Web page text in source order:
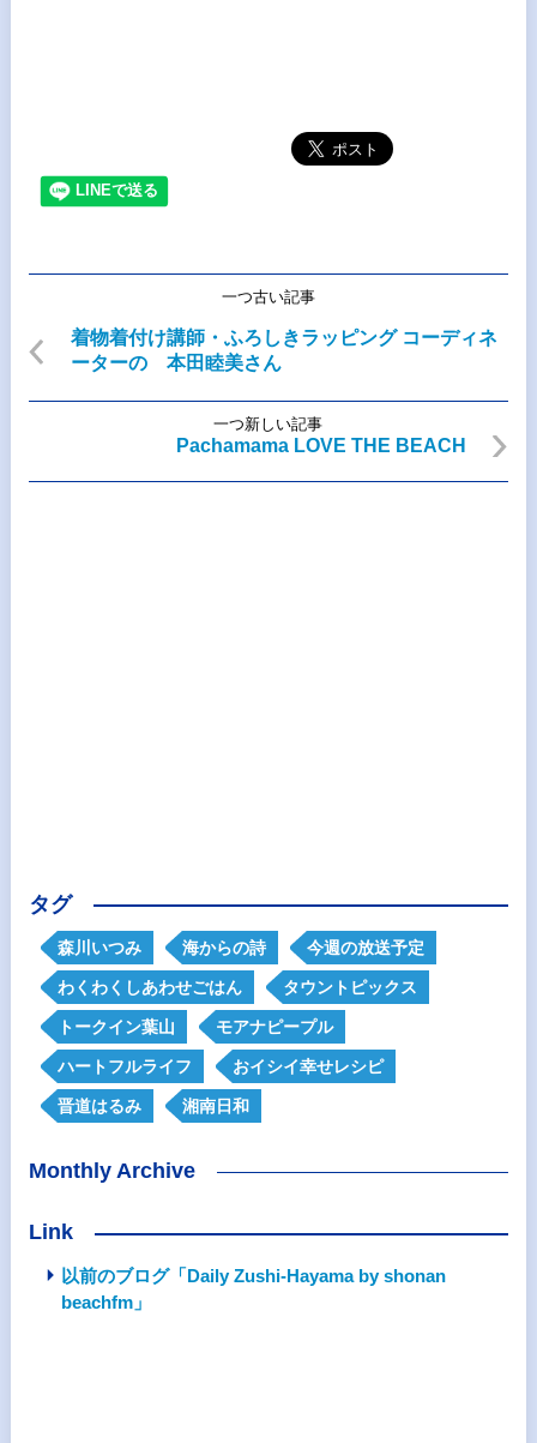
一つ古い記事
着物着付け講師・ふろしきラッピング コーディネ
ーターの 本田睦美さん
一つ新しい記事
Pachamama LOVE THE BEACH
タグ
森川いつみ 海からの詩 今週の放送予定
わくわくしあわせごはん タウントピックス
トークイン葉山 モアナピープル
ハートフルライフ おイシイ幸せレシピ
晋道はるみ 湘南日和
Monthly Archive
Link
以前のブログ「Daily Zushi-Hayama by shonan
beachfm」